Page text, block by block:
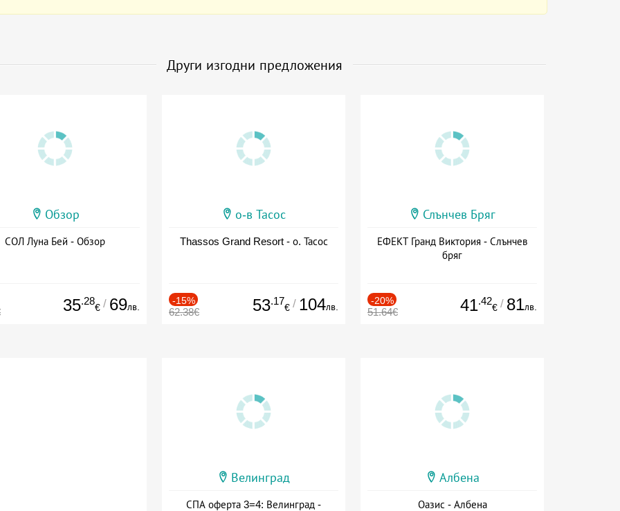
Други изгодни предложения
Обзор
СОЛ Луна Бей - Обзор
35.28
€ / 69лв.
о-в Тасос
Thassos Grand Resort - о. Тасос
-15%
62.38€ 53.17
€ / 104лв.
Слънчев Бряг
ЕФЕКТ Гранд Виктория - Слънчев
бряг
-20%
51.64€ 41.42
€ / 81лв.
Велинград
СПА оферта 3=4: Велинград -
Албена
Оазис - Албена